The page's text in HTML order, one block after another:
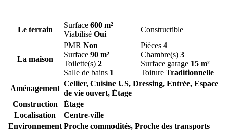
Le terrain
Surface 600 m²
Viabilisé Oui
Constructible
La maison
PMR Non
Surface 90 m²
Toilette(s) 2
Salle de bains 1
Pièces 4
Chambre(s) 3
Surface garage 15 m²
Toiture Traditionnelle
Aménagement
Cellier, Cuisine US, Dressing, Entrée, Espace
de vie ouvert, Étage
Construction
Étage
Localisation
Centre-ville
Environnement Proche commodités, Proche des transports